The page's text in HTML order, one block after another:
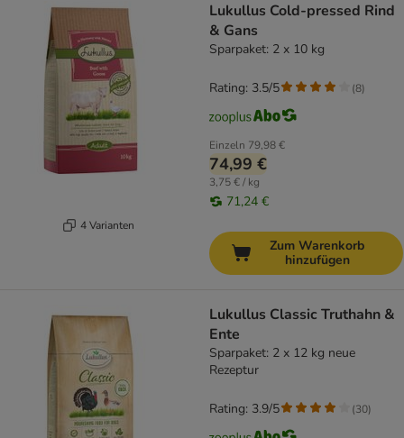
4 Varianten
Lukullus Cold-pressed Rind
& Gans
Sparpaket: 2 x 10 kg
Einzeln 79,98 €
74,99 €
3,75 € / kg
71,24 €
Rating: 3.5/5 (8)
Zum Warenkorb
hinzufügen
Lukullus Classic Truthahn &
Ente
Sparpaket: 2 x 12 kg neue
Rezeptur
Rating: 3.9/5 (30)